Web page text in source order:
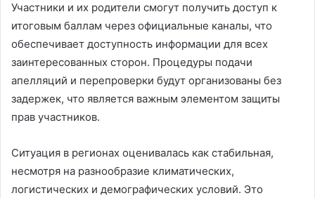
Участники и их родители смогут получить доступ к
итоговым баллам через официальные каналы, что
обеспечивает доступность информации для всех
заинтересованных сторон. Процедуры подачи
апелляций и перепроверки будут организованы без
задержек, что является важным элементом защиты
прав участников.
Ситуация в регионах оценивалась как стабильная,
несмотря на разнообразие климатических,
логистических и демографических условий. Это